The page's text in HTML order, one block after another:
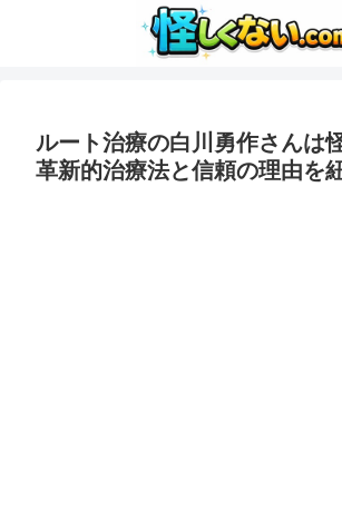
ルート治療の白川勇作さんは
革新的治療法と信頼の理由を